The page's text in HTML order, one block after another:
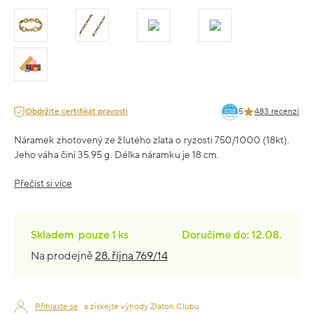
Obdržíte certifikát pravosti 5 483 recenzí
Náramek zhotovený ze žlutého zlata o ryzosti 750/1000 (18kt).
Jeho váha činí 35.95 g. Délka náramku je 18 cm.
Přečíst si více
Skladem pouze1 ks
Doručíme do: 12.08.
Na prodejně28. října 769/14
Přihlaste se a získejte výhody Zlaton Clubu